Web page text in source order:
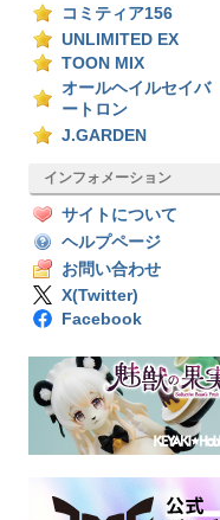
コミティア156
UNLIMITED EX
TOON MIX
オールヘイルセイバ
ートロン
J.GARDEN
インフォメーション
サイトについて
ヘルプページ
お問い合わせ
X(Twitter)
Facebook